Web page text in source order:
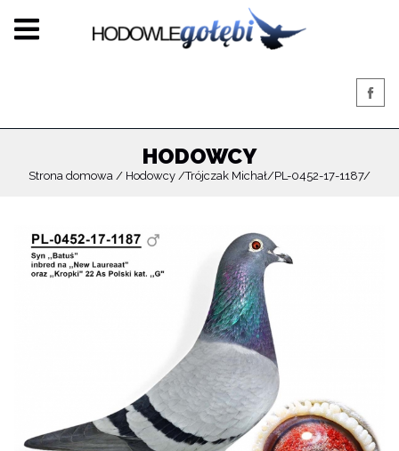
HODOWCY
Strona domowa Hodowcy Trójczak Michał PL-0452-17-1187